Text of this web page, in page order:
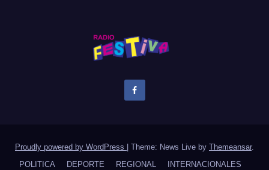
Proudly powered by WordPress | Theme: News Live by Themeansar.
POLITICA
DEPORTE REGIONAL INTERNACIONALES